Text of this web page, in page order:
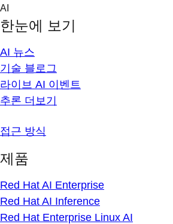
Skip
content
AI
한눈에 보기
AI 뉴스
기술 블로그
라이브 AI 이벤트
추론 더보기
접근 방식
제품
Red Hat AI Enterprise
Red Hat AI Inference
Red Hat Enterprise Linux AI